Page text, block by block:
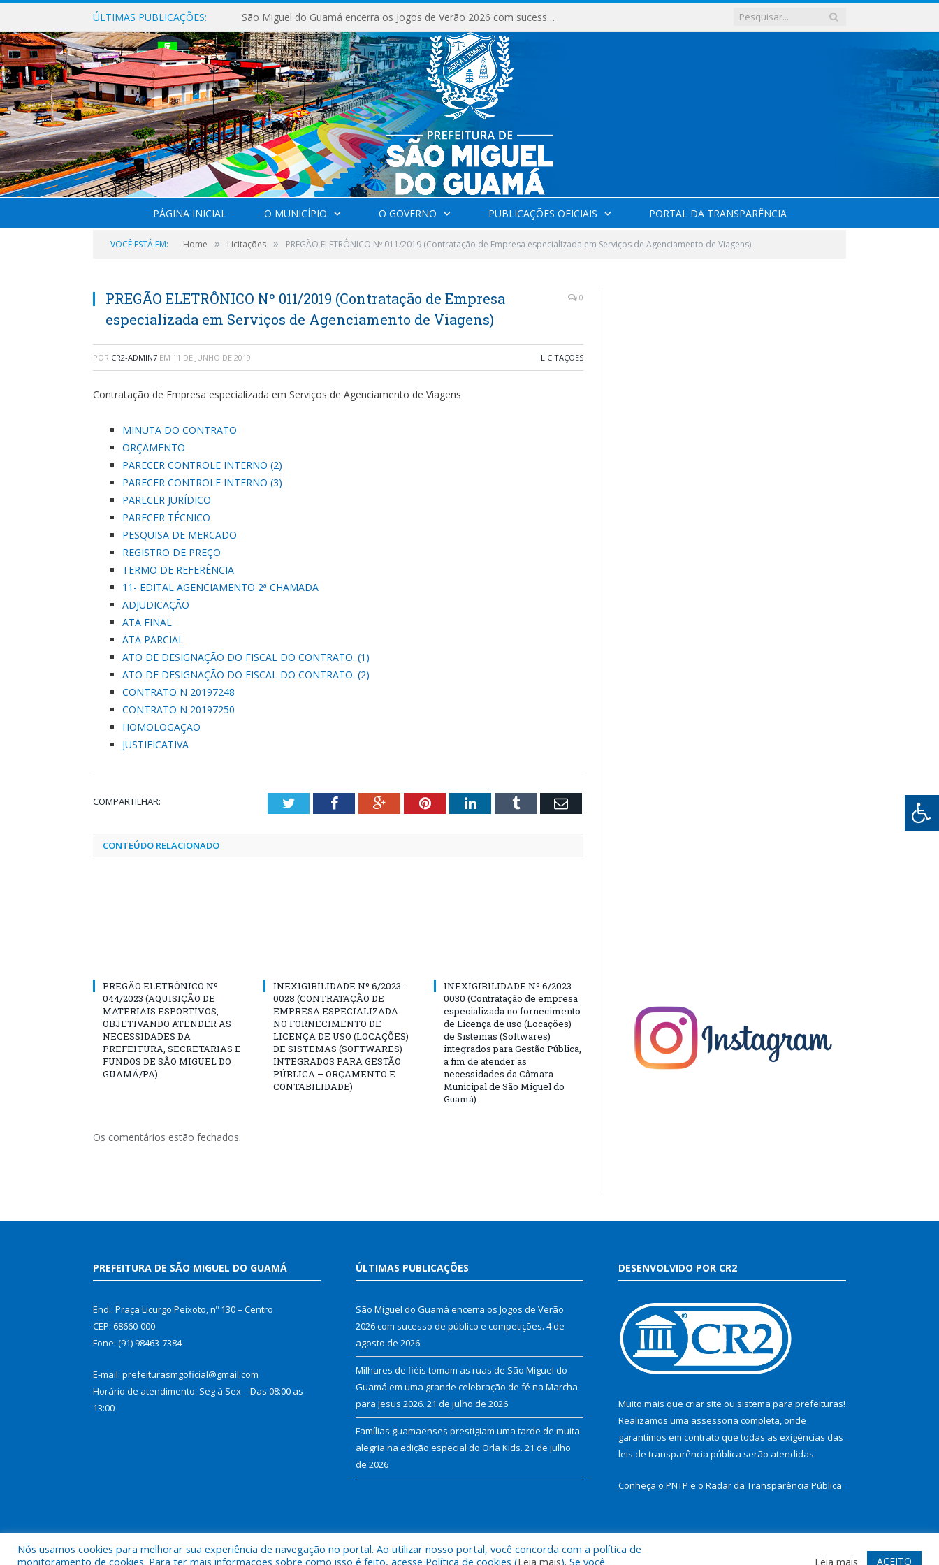
ÚLTIMAS PUBLICAÇÕES: São Miguel do Guamá encerra os Jogos de Verão 2026 com sucesso de público e competições.
PÁGINA INICIAL O MUNICÍPIO O GOVERNO PUBLICAÇÕES OFICIAIS PORTAL DA TRANSPARÊNCIA
VOCÊ ESTÁ EM: Home » Licitações » PREGÃO ELETRÔNICO Nº 011/2019 (Contratação de Empresa especializada em Serviços de Agenciamento de Viagens)
PREGÃO ELETRÔNICO Nº 011/2019 (Contratação de Empresa
especializada em Serviços de Agenciamento de Viagens)
0
POR CR2-ADMIN7 EM 11 DE JUNHO DE 2019 LICITAÇÕES
Contratação de Empresa especializada em Serviços de Agenciamento de Viagens
MINUTA DO CONTRATO
ORÇAMENTO
PARECER CONTROLE INTERNO (2)
PARECER CONTROLE INTERNO (3)
PARECER JURÍDICO
PARECER TÉCNICO
PESQUISA DE MERCADO
REGISTRO DE PREÇO
TERMO DE REFERÊNCIA
11- EDITAL AGENCIAMENTO 2ª CHAMADA
ADJUDICAÇÃO
ATA FINAL
ATA PARCIAL
ATO DE DESIGNAÇÃO DO FISCAL DO CONTRATO. (1)
ATO DE DESIGNAÇÃO DO FISCAL DO CONTRATO. (2)
CONTRATO N 20197248
CONTRATO N 20197250
HOMOLOGAÇÃO
JUSTIFICATIVA
COMPARTILHAR: TwitterFacebookGoogle+PinterestLinkedInTumblr Email
CONTEÚDO RELACIONADO
PREGÃO ELETRÔNICO Nº
044/2023 (AQUISIÇÃO DE
MATERIAIS ESPORTIVOS,
OBJETIVANDO ATENDER AS
NECESSIDADES DA
PREFEITURA, SECRETARIAS E
FUNDOS DE SÃO MIGUEL DO
GUAMÁ/PA)
INEXIGIBILIDADE Nº 6/2023-
0028 (CONTRATAÇÃO DE
EMPRESA ESPECIALIZADA
NO FORNECIMENTO DE
LICENÇA DE USO (LOCAÇÕES)
DE SISTEMAS (SOFTWARES)
INTEGRADOS PARA GESTÃO
PÚBLICA – ORÇAMENTO E
CONTABILIDADE)
INEXIGIBILIDADE Nº 6/2023-
0030 (Contratação de empresa
especializada no fornecimento
de Licença de uso (Locações)
de Sistemas (Softwares)
integrados para Gestão Pública,
a fim de atender as
necessidades da Câmara
Municipal de São Miguel do
Guamá)
Os comentários estão fechados.
PREFEITURA DE SÃO MIGUEL DO GUAMÁ
End.: Praça Licurgo Peixoto, nº 130 – Centro
CEP: 68660-000
Fone: (91) 98463-7384
E-mail: prefeiturasmgoficial@gmail.com
Horário de atendimento: Seg à Sex – Das 08:00 as
13:00
ÚLTIMAS PUBLICAÇÕES
São Miguel do Guamá encerra os Jogos de Verão
2026 com sucesso de público e competições. 4 de
agosto de 2026
Milhares de fiéis tomam as ruas de São Miguel do
Guamá em uma grande celebração de fé na Marcha
para Jesus 2026. 21 de julho de 2026
Famílias guamaenses prestigiam uma tarde de muita
alegria na edição especial do Orla Kids. 21 de julho
de 2026
DESENVOLVIDO POR CR2
Muito mais que criar site ou sistema para prefeituras!
Realizamos uma assessoria completa, onde
garantimos em contrato que todas as exigências das
leis de transparência pública serão atendidas.
Conheça o PNTP e o Radar da Transparência Pública
Todos os direitos reservados a Prefeitura Municipal de São Miguel do Guamá. Mapa do Site Acessar Webmail
Nós usamos cookies para melhorar sua experiência de navegação no portal. Ao utilizar nosso portal, você concorda com a política de
monitoramento de cookies. Para ter mais informações sobre como isso é feito, acesse Política de cookies (Leia mais). Se você Leia mais ACEITO